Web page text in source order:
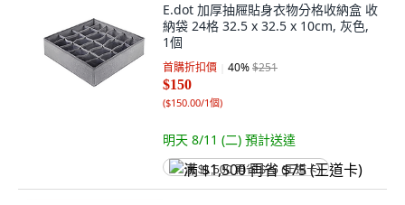
E.dot 加厚抽屜貼身衣物分格收納盒 收
納袋 24格 32.5 x 32.5 x 10cm, 灰色,
1個
首購折扣價 40%$251
$150
($150.00/1個)
明天 8/11 (二) 預計送達
满 $1,500 再省 $75 (王道卡)